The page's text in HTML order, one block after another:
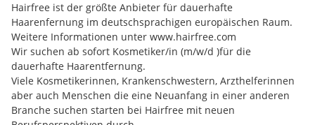
Hairfree ist der größte Anbieter für dauerhafte
Haarenfernung im deutschsprachigen europäischen Raum.
Weitere Informationen unter www.hairfree.com
Wir suchen ab sofort Kosmetiker/in (m/w/d )für die
dauerhafte Haarentfernung.
Viele Kosmetikerinnen, Krankenschwestern, Arzthelferinnen
aber auch Menschen die eine Neuanfang in einer anderen
Branche suchen starten bei Hairfree mit neuen